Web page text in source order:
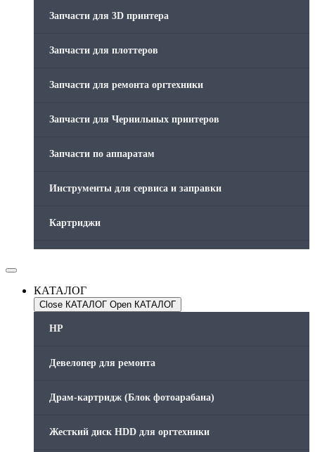
Товары для заправки
Фольга , изолента, скотч и тд
Запчасти для 3D принтера
Запчасти для плоттеров
Запчасти для ремонта оргтехники
Запчасти для Чернильных принтеров
Запчасти по аппаратам
Инструменты для сервиса и заправки
Картриджи
Оргтехника / Принтеры, Копиры и МФУ
Память для принтера
Печатающая головка для принтера
Ремонт принтера. Услуги Сервисного центра.
Скрепки для финишера
КАТАЛОГ
Close КАТАЛОГ Open КАТАЛОГ
HP
Девелопер для ремонта
Драм-картридж (Блок фотоарабана)
Жесткий диск HDD для оргтехники